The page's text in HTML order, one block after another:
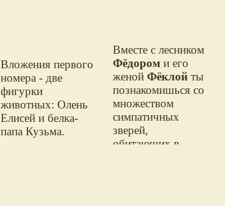
Вложения первого
номера - две
фигурки
животных: Олень
Елисей и белка-
папа Кузьма.
Вместе с лесником
Фёдором и его
женойФёклой ты
познакомишься со
множеством
симпатичных
зверей,
обитающих в